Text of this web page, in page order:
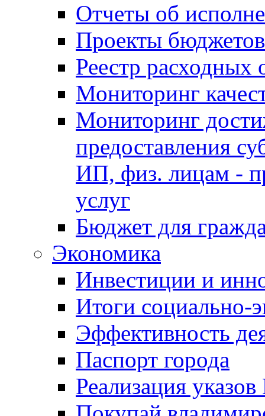
Отчеты об
Проекты бюджетов
Реестр расходных
Мониторинг
Мониторинг
предоставления
ИП, физ. лицам -
услуг
Бюджет для
Экономика
Инвестиции и
Итоги социально-
Эффективность
Паспорт города
Реализация